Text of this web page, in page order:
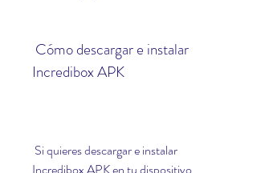
Incredibox APK